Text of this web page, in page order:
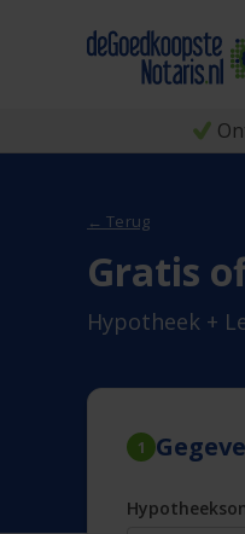
← Terug
Gratis
Hypotheek +
1